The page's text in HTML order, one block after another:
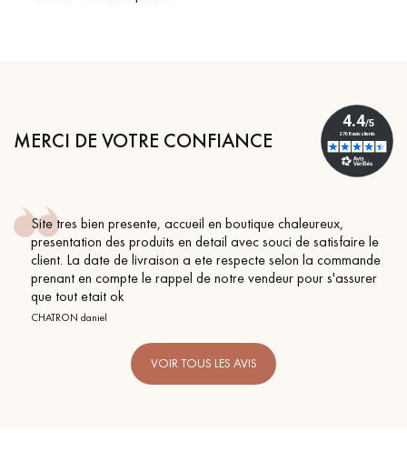
MERCI DE VOTRE CONFIANCE
Site tres bien presente, accueil en boutique chaleureux,
presentation des produits en detail avec souci de satisfaire le
client. La date de livraison a ete respecte selon la commande
prenant en compte le rappel de notre vendeur pour s'assurer
que tout etait ok
CHATRON daniel
VOIR TOUS LES AVIS